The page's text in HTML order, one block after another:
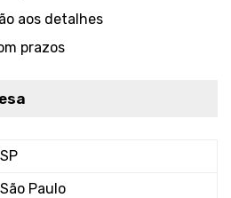
aos detalhes
prazos
SP
São Paulo